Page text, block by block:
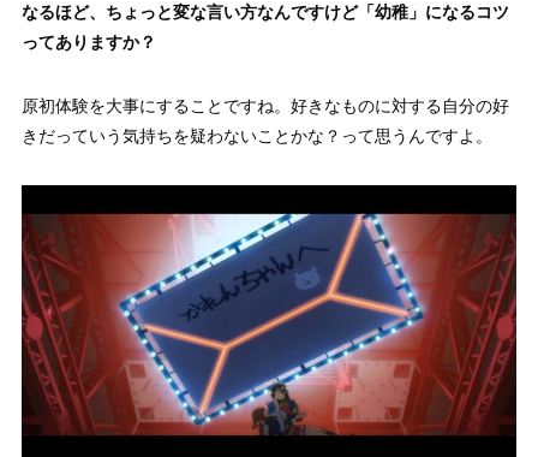
なるほど、ちょっと変な言い方なんですけど「幼稚」になるコツ
ってありますか？
原初体験を大事にすることですね。好きなものに対する自分の好
きだっていう気持ちを疑わないことかな？って思うんですよ。